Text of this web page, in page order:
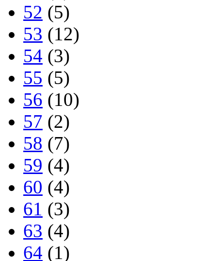
52 (5)
53 (12)
54 (3)
55 (5)
56 (10)
57 (2)
58 (7)
59 (4)
60 (4)
61 (3)
63 (4)
64 (1)